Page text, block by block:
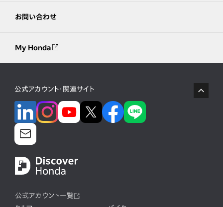
お問い合わせ
My Honda
公式アカウント・関連サイト
公式アカウント一覧